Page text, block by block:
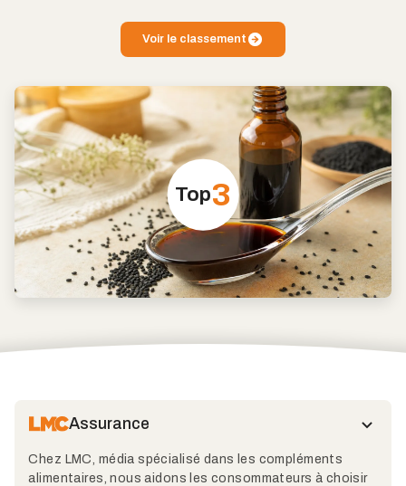
Voir le classement
Top3
Assurance
Chez LMC, média spécialisé dans les compléments
alimentaires, nous aidons les consommateurs à choisir